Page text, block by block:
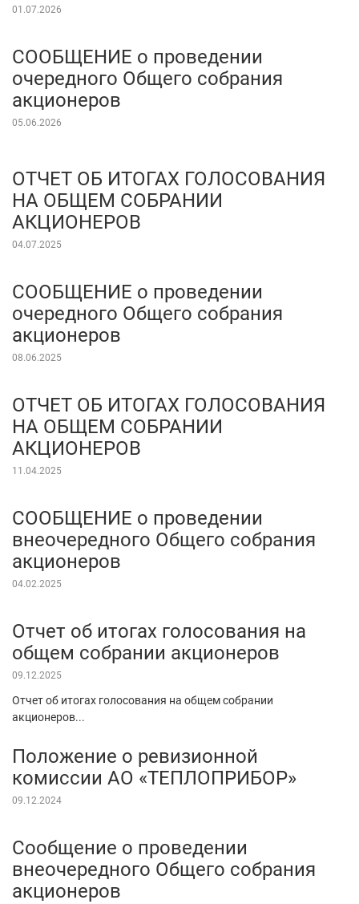
01.07.2026
СООБЩЕНИЕ о проведении
очередного Общего собрания
акционеров
05.06.2026
ОТЧЕТ ОБ ИТОГАХ ГОЛОСОВАНИЯ
НА ОБЩЕМ СОБРАНИИ
АКЦИОНЕРОВ
04.07.2025
СООБЩЕНИЕ о проведении
очередного Общего собрания
акционеров
08.06.2025
ОТЧЕТ ОБ ИТОГАХ ГОЛОСОВАНИЯ
НА ОБЩЕМ СОБРАНИИ
АКЦИОНЕРОВ
11.04.2025
СООБЩЕНИЕ о проведении
внеочередного Общего собрания
акционеров
04.02.2025
Отчет об итогах голосования на
общем собрании акционеров
09.12.2025
Отчет об итогах голосования на общем собрании
акционеров...
Положение о ревизионной
комиссии АО «ТЕПЛОПРИБОР»
09.12.2024
Сообщение о проведении
внеочередного Общего собрания
акционеров